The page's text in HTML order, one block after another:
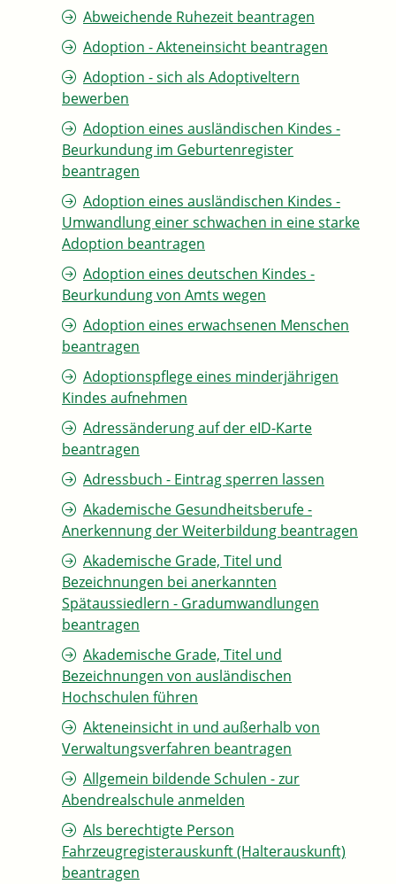
Abweichende Ruhezeit beantragen
Adoption - Akteneinsicht beantragen
Adoption - sich als Adoptiveltern
bewerben
Adoption eines ausländischen Kindes -
Beurkundung im Geburtenregister
beantragen
Adoption eines ausländischen Kindes -
Umwandlung einer schwachen in eine starke
Adoption beantragen
Adoption eines deutschen Kindes -
Beurkundung von Amts wegen
Adoption eines erwachsenen Menschen
beantragen
Adoptionspflege eines minderjährigen
Kindes aufnehmen
Adressänderung auf der eID-Karte
beantragen
Adressbuch - Eintrag sperren lassen
Akademische Gesundheitsberufe -
Anerkennung der Weiterbildung beantragen
Akademische Grade, Titel und
Bezeichnungen bei anerkannten
Spätaussiedlern - Gradumwandlungen
beantragen
Akademische Grade, Titel und
Bezeichnungen von ausländischen
Hochschulen führen
Akteneinsicht in und außerhalb von
Verwaltungsverfahren beantragen
Allgemein bildende Schulen - zur
Abendrealschule anmelden
Als berechtigte Person
Fahrzeugregisterauskunft (Halterauskunft)
beantragen